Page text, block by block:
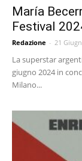
María
Festival
Redazione - 21
La superstar
giugno 2024 in
Milano...